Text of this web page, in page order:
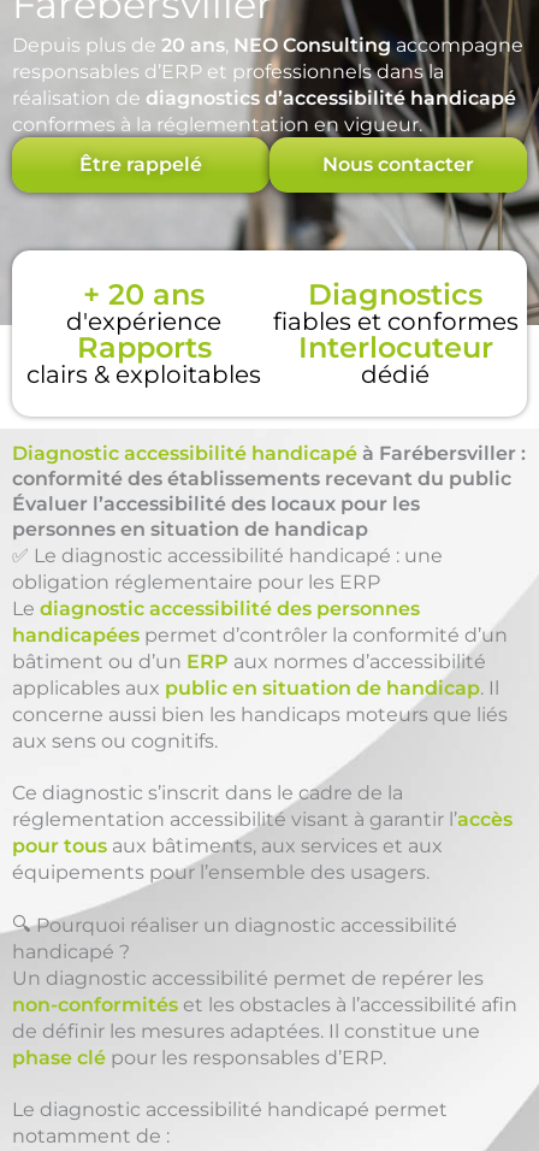
Depuis plus de 20 ans, NEO Consultingaccompagne
responsables d’ERP et professionnels dans la
réalisation de diagnostics d’accessibilité handicapé
conformes à la réglementation en vigueur.
Être rappelé Nous contacter
+ 20 ans
d'expérience
Diagnostics
fiables et conformes
Rapports
clairs & exploitables
Interlocuteur
dédié
Diagnostic accessibilité handicapé à Farébersviller :
conformité des établissements recevant du public
Évaluer l’accessibilité des locaux pour les
personnes en situation de handicap
✅ Le diagnostic accessibilité handicapé : une
obligation réglementaire pour les ERP
Le diagnostic accessibilité des personnes
handicapées permet d’contrôler la conformité d’un
bâtiment ou d’un ERP aux normes d’accessibilité
applicables aux public en situation de handicap. Il
concerne aussi bien les handicaps moteurs que liés
aux sens ou cognitifs.
Ce diagnostic s’inscrit dans le cadre de la
réglementation accessibilité visant à garantir l’accès
pour tous aux bâtiments, aux services et aux
équipements pour l’ensemble des usagers.
🔍 Pourquoi réaliser un diagnostic accessibilité
handicapé ?
Un diagnostic accessibilité permet de repérer les
non-conformités et les obstacles à l’accessibilité afin
de définir les mesures adaptées. Il constitue une
phase clé pour les responsables d’ERP.
Le diagnostic accessibilité handicapé permet
notamment de :